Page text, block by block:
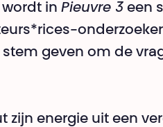
wordt in Pieuvre 3 een
geven om de
zijn energie uit een